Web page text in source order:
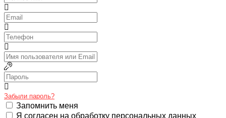
Забыли пароль?
Запомнить меня
Я согласен на обработку персональных данных